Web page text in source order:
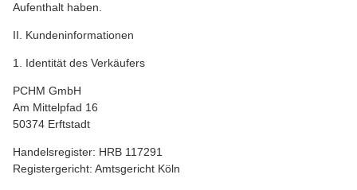
Aufenthalt haben.
II. Kundeninformationen
1. Identität des Verkäufers
PCHM GmbH
Am Mittelpfad 16
50374 Erftstadt
Handelsregister: HRB 117291
Registergericht: Amtsgericht Köln